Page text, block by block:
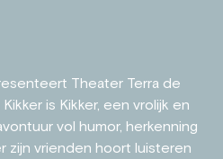
Theater Terra de
is Kikker, een vrolijk en
vol humor, herkenning
zijn vrienden hoort luisteren